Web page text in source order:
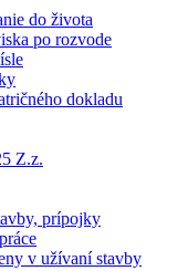
do života
po rozvode
dokladu
Z.z.
prípojky
v užívaní stavby